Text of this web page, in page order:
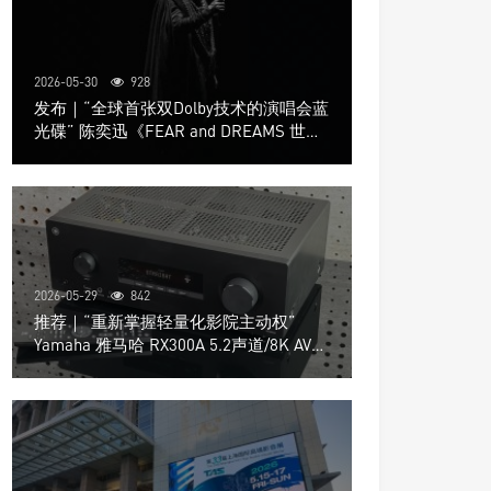
2026-05-30 928
发布｜“全球首张双Dolby技术的演唱会蓝
光碟” 陈奕迅《FEAR and DREAMS 世界
2026-05-29 842
推荐｜“重新掌握轻量化影院主动权”
Yamaha 雅马哈 RX300A 5.2声道/8K AV放
大器